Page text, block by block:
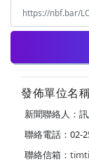
發佈單位名
新聞聯絡人：
聯絡電話：02-
聯絡信箱：